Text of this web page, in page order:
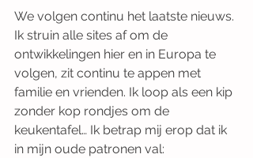
We volgen continu het laatste nieuws.
Ik struin alle sites af om de
ontwikkelingen hier en in Europa te
volgen, zit continu te appen met
familie en vrienden. Ik loop als een kip
zonder kop rondjes om de
keukentafel… Ik betrap mij erop dat ik
in mijn oude patronen val: